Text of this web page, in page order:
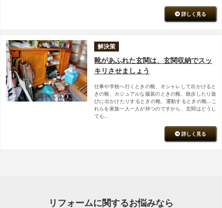
詳しく見る
解決策
靴があふれた玄関は、玄関収納でスッ
キリさせましょう
仕事や学校へ行くときの靴、オシャレして出かけると
きの靴、カジュアルな服装のときの靴、散歩したり遊
びに出かけたりするときの靴、運動するときの靴...こ
れらを家族一人一人が持つのですから、玄関はどうし
ても...
詳しく見る
リフォームに関するお悩みなら